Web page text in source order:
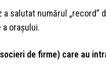
a salutat numărul
orașului.
de firme) care au